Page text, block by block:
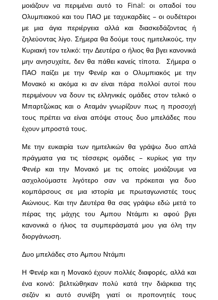
μοιάζουν να περιμένει αυτό το Final: οι οπαδοί του
Ολυμπιακού και του ΠΑΟ με ταχυκαρδίες – οι ουδέτεροι
με μια άγια περιέργεια αλλά και διασκεδάζοντας ή
ζηλεύοντας λίγο. Σήμερα θα δούμε τους ημιτελικούς, την
Κυριακή τον τελικό: την Δευτέρα ο ήλιος θα βγει κανονικά
μην ανησυχείτε, δεν θα πάθει κανείς τίποτα. Σήμερα ο
ΠΑΟ παίζει με την Φενέρ και ο Ολυμπιακός με την
Μονακό κι ακόμα κι αν είναι πάρα πολλοί αυτοί που
περιμένουν να δουν τις ελληνικές ομάδες στον τελικό ο
Μπαρτζώκας και ο Αταμάν γνωρίζουν πως η προσοχή
τους πρέπει να είναι απόψε στους δυο μπελάδες που
έχουν μπροστά τους.
Με την ευκαιρία των ημιτελικών θα γράψω δυο απλά
πράγματα για τις τέσσερις ομάδες – κυρίως για την
Φενέρ και την Μονακό με τις οποίες μοιάζουμε να
ασχολούμαστε λιγότερο σαν να πρόκειται για δυο
κομπάρσους σε μια ιστορία με πρωταγωνιστές τους
Αιώνιους. Και την Δευτέρα θα σας γράψω εδώ μετά το
πέρας της μάχης του Αμπου Ντάμπι κι αφού βγει
κανονικά ο ήλιος τα συμπεράσματά μου για όλη την
διοργάνωση.
Δυο μπελάδες στο Αμπου Ντάμπι
Η Φενέρ και η Μονακό έχουν πολλές διαφορές, αλλά και
ένα κοινό: βελτιώθηκαν πολύ κατά την διάρκεια της
σεζόν κι αυτό συνέβη γιατί οι προπονητές τους